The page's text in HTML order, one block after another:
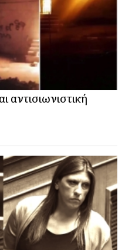
αντισιωνιστική